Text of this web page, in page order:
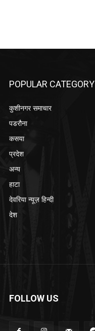
POPULAR CATEGORY
कुशीनगर समाचार
पडरौना
कसया
प्रदेश
अन्य
हाटा
देवरिया न्यूज़ हिन्दी
देश
FOLLOW US